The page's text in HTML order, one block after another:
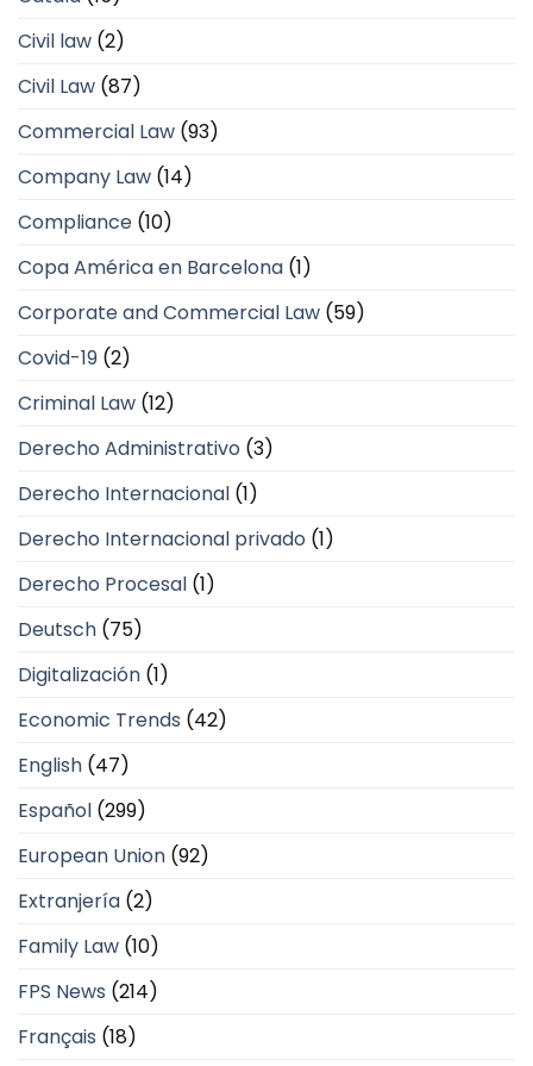
Civil law (2)
Civil Law (87)
Commercial Law (93)
Company Law (14)
Compliance (10)
Copa América en Barcelona (1)
Corporate and Commercial Law (59)
Covid-19 (2)
Criminal Law (12)
Derecho Administrativo (3)
Derecho Internacional (1)
Derecho Internacional privado (1)
Derecho Procesal (1)
Deutsch (75)
Digitalización (1)
Economic Trends (42)
English (47)
Español (299)
European Union (92)
Extranjería (2)
Family Law (10)
FPS News (214)
Français (18)